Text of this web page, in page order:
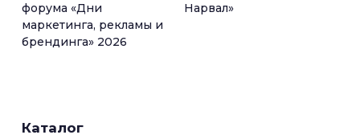
форума «Дни
маркетинга, рекламы и
брендинга» 2026
Нарвал»
Каталог